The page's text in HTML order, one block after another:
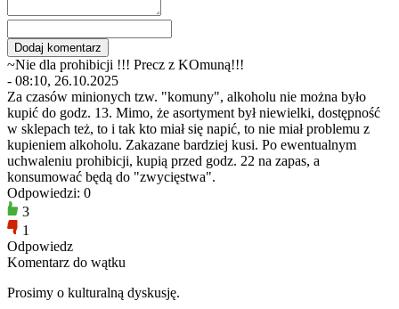
~Nie dla prohibicji !!! Precz z KOmuną!!!
- 08:10, 26.10.2025
Za czasów minionych tzw. "komuny", alkoholu nie można było
kupić do godz. 13. Mimo, że asortyment był niewielki, dostępność
w sklepach też, to i tak kto miał się napić, to nie miał problemu z
kupieniem alkoholu. Zakazane bardziej kusi. Po ewentualnym
uchwaleniu prohibicji, kupią przed godz. 22 na zapas, a
konsumować będą do "zwycięstwa".
Odpowiedzi: 0
3
1
Odpowiedz
Komentarz do wątku
Prosimy o kulturalną dyskusję.